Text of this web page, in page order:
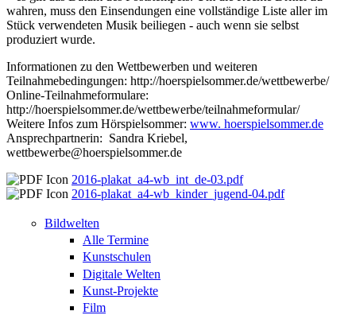
wahren, muss den Einsendungen eine vollständige Liste aller im
Stück verwendeten Musik beiliegen - auch wenn sie selbst
produziert wurde.
Informationen zu den Wettbewerben und weiteren
Teilnahmebedingungen: http://hoerspielsommer.de/wettbewerbe/
Online-Teilnahmeformulare:
http://hoerspielsommer.de/wettbewerbe/teilnahmeformular/
Weitere Infos zum Hörspielsommer: www. hoerspielsommer.de
Ansprechpartnerin: Sandra Kriebel,
wettbewerbe@hoerspielsommer.de
2016-plakat_a4-wb_int_de-03.pdf
2016-plakat_a4-wb_kinder_jugend-04.pdf
Bildwelten
Alle Termine
Kunstschulen
Digitale Welten
Kunst-Projekte
Film